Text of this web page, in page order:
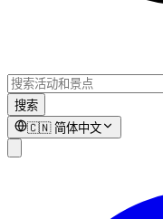
搜索
🇨🇳 简体中文